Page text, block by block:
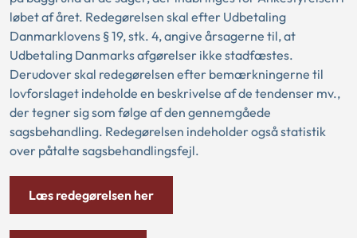
løbet af året. Redegørelsen skal efter Udbetaling
Danmarklovens § 19, stk. 4, angive årsagerne til, at
Udbetaling Danmarks afgørelser ikke stadfæstes.
Derudover skal redegørelsen efter bemærkningerne til
lovforslaget indeholde en beskrivelse af de tendenser mv.,
der tegner sig som følge af den gennemgåede
sagsbehandling. Redegørelsen indeholder også statistik
over påtalte sagsbehandlingsfejl.
Læs redegørelsen her